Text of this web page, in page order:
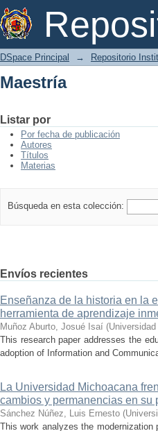
Maestría
DSpace Principal → Repositorio
Maestría
Listar por
Por fecha de publicación
Autores
Títulos
Materias
Búsqueda en esta colección:
Envíos recientes
Enseñanza de la historia en la
herramienta de aprendizaje
Muñoz Aburto, Josué Isaí (
This research paper addresses the
adoption of Information and
La Universidad Michoacana
cambios y permanencias en su
Sánchez Núñez, Luis Ernesto (
This work analyzes the